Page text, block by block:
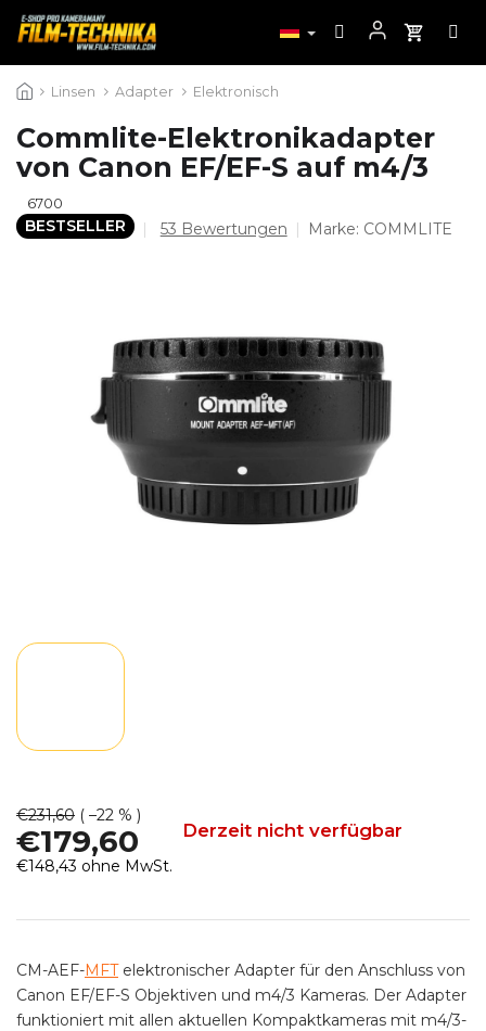
Inhalt Linsen Adapter Elektronisch
Commlite-Elektronikadapter
von Canon EF/EF-S auf m4/3
6700
BESTSELLER
Die
5
Sternen.
53 Bewertungen Marke: COMMLITE
€231,60 ( –22 % )
€179,60 Derzeit nicht verfügbar
€148,43 ohne MwSt.
CM-AEF-MFTelektronischer Adapter für den Anschluss von
Canon EF/EF-S Objektiven und m4/3 Kameras. Der Adapter
funktioniert mit allen aktuellen Kompaktkameras mit m4/3-